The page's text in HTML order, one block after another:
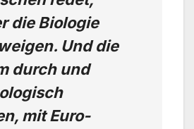
die Biologie
Und die
durch und
mit Euro-